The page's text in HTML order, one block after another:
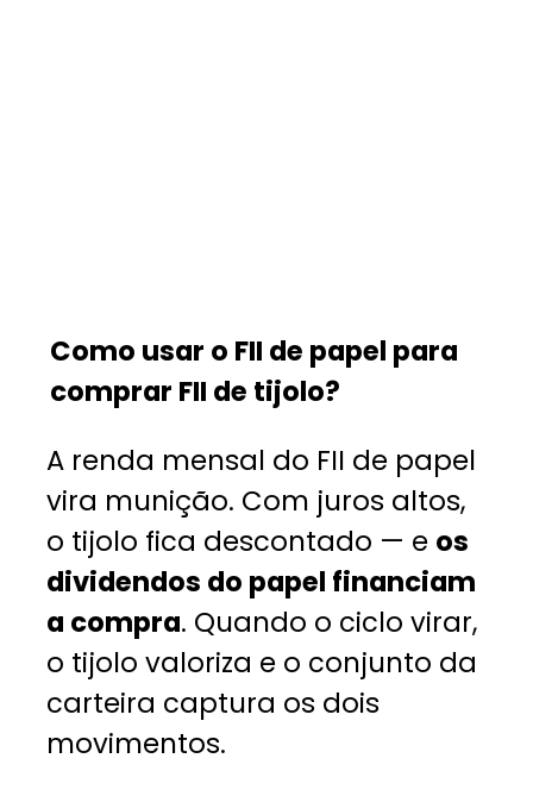
A renda mensal do FII de papel
vira munição. Com juros altos,
o tijolo fica descontado — e os
dividendos do papel financiam
a compra. Quando o ciclo virar,
o tijolo valoriza e o conjunto da
carteira captura os dois
movimentos.
Como usar o FII de papel para
comprar FII de tijolo?